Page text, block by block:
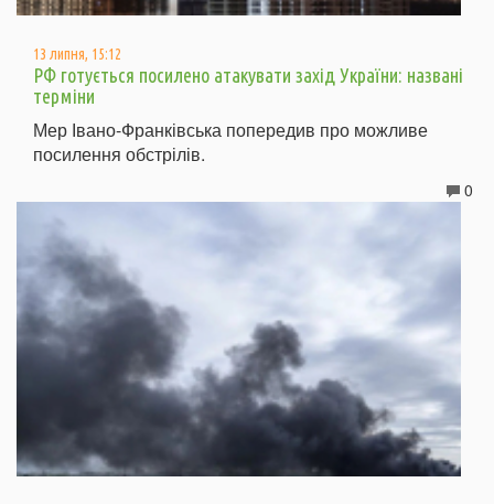
13 липня, 15:12
РФ готується посилено атакувати захід України: названі
терміни
Мер Івано-Франківська попередив про можливе
посилення обстрілів.
0